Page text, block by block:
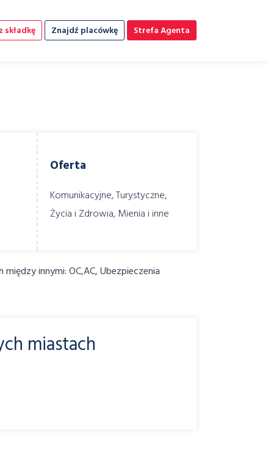
składkę Znajdź placówkę Strefa Agenta
Oferta
Komunikacyjne, Turystyczne,
Życia i Zdrowia, Mienia i inne
innymi: OC,AC, Ubezpieczenia
miastach